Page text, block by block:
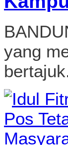
yang